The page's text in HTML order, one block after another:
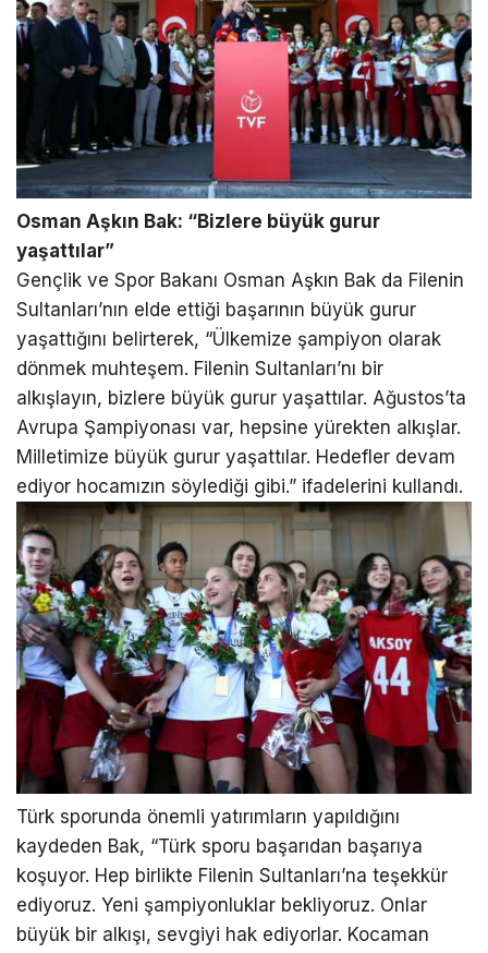
Osman Aşkın Bak: “Bizlere büyük gurur
yaşattılar”
Gençlik ve Spor Bakanı Osman Aşkın Bak da Filenin
Sultanları’nın elde ettiği başarının büyük gurur
yaşattığını belirterek, “Ülkemize şampiyon olarak
dönmek muhteşem. Filenin Sultanları’nı bir
alkışlayın, bizlere büyük gurur yaşattılar. Ağustos’ta
Avrupa Şampiyonası var, hepsine yürekten alkışlar.
Milletimize büyük gurur yaşattılar. Hedefler devam
ediyor hocamızın söylediği gibi.” ifadelerini kullandı.
Türk sporunda önemli yatırımların yapıldığını
kaydeden Bak, “Türk sporu başarıdan başarıya
koşuyor. Hep birlikte Filenin Sultanları’na teşekkür
ediyoruz. Yeni şampiyonluklar bekliyoruz. Onlar
büyük bir alkışı, sevgiyi hak ediyorlar. Kocaman